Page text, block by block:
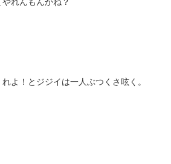
よ！とジジイは一人ぶつくさ呟く。